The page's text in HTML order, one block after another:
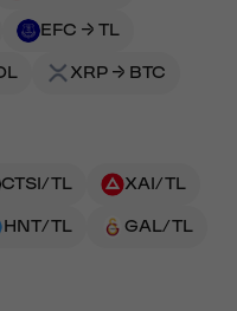
EFC → TL
XRP → BTC
CTSI/TL XAI/TL
HNT/TL GAL/TL